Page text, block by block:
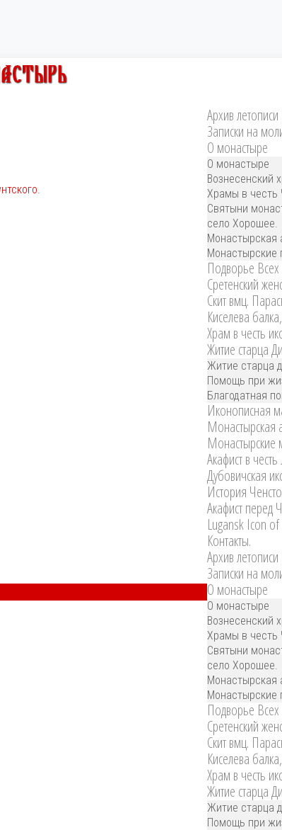
Архив летописи
Записки на
О монастыре
О монастыре
Вознесенский
Храмы в честь
Святыни
село Хорошее.
Монастырская
Монастырские
Подворье Всех
Сретенский
Скит вмц.
Киселева
Храм в честь
Житие старца
Житие старца
Помощь при
Благодатная
Иконописная
Монастырская
Монастырские
Акафист в
Дубовичская
История
Акафист перед
Lugansk Icon
Контакты.
Архив летописи
Записки на
О монастыре
О монастыре
Вознесенский
Храмы в честь
Святыни
село Хорошее.
Монастырская
Монастырские
Подворье Всех
Сретенский
Скит вмц.
Киселева
Храм в честь
Житие старца
Житие старца
Помощь при